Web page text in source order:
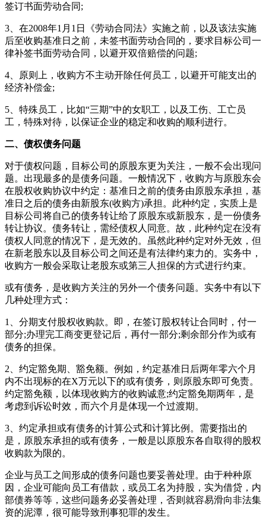
签订书面劳动合同;
3、在2008年1月1日《劳动合同法》实施之前，以及该法实施
后至收购基准日之前，未签书面劳动合同的，要求目标公司一
律补签书面劳动合同，以避开双倍赔偿的问题;
4、原则上，收购方不主动开除任何员工，以避开可能支出的
经济补偿金;
5、特殊员工，比如“三期”中的女职工，以及工伤、工亡员
工，特殊对待，以保证企业的稳定和收购的顺利进行。
二、债权债务问题
对于债权问题，目标公司的原股东更为关注，一般不会出现问
题。出现最多的是债务问题。一般情况下，收购方与原股东会
在股权收购协议中约定：基准日之前的债务由原股东承担，基
准日之后的债务由新股东(收购方)承担。此种约定，实质上是
目标公司将自己的债务转让给了原股东或新股东，是一份债务
转让协议。债务转让，需经债权人同意。故，此种约定在没有
债权人同意的情况下，是无效的。虽然此种约定对外无效，但
在新老股东以及目标公司之间还是有法律约束力的。实务中，
收购方一般会采取让老股东或第三人担保的方式进行约束。
或有债务，是收购方关注的另外一个债务问题。实务中有以下
几种处理方式：
1、分期支付股权收购款。即，在签订股权转让合同时，付一
部分;办理完工商变更登记后，再付一部分;剩余部分作为或有
债务的担保。
2、约定豁免期、豁免额。例如，约定基准日后两年零六个月
内不出现标的在X万元以下的或有债务，则原股东即可免责。
约定豁免额，以体现收购方的收购诚意;约定豁免期两年，是
考虑到诉讼时效，而六个月是体现一个过渡期。
3、约定承担或有债务的计算公式和计算比例。需要指出的
是，原股东承担的或有债务，一般是以原股东各自取得的股权
收购款为限的。
企业与员工之间形成的债务问题也要妥善处理。由于种种原
因，企业可能向员工有借款，或员工名为持股，实为借贷，内
部债券等等，这些问题务必妥善处理，否则就容易滑向非法集
资的泥潭，很可能导致刑事犯罪的发生。